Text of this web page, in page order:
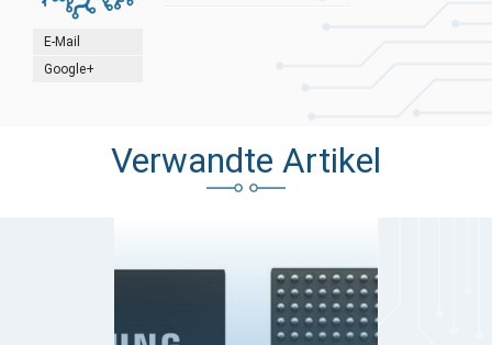
E-Mail
Google+
Verwandte Artikel